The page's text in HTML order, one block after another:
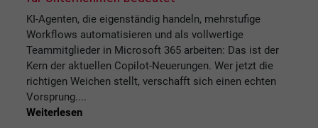
KI-Agenten, die eigenständig handeln, mehrstufige
Workflows automatisieren und als vollwertige
Teammitglieder in Microsoft 365 arbeiten: Das ist der
Kern der aktuellen Copilot-Neuerungen. Wer jetzt die
richtigen Weichen stellt, verschafft sich einen echten
Vorsprung....
Weiterlesen